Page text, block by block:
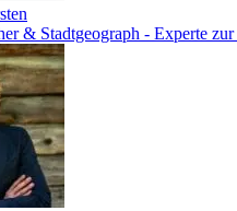
& Stadtgeograph - Experte